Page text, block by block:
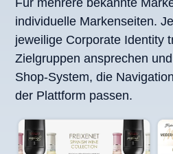
Für mehrere bekannte
individuelle Markenseiten.
jeweilige Corporate Identity
Zielgruppen ansprechen
Shop-System, die
der Plattform passen.